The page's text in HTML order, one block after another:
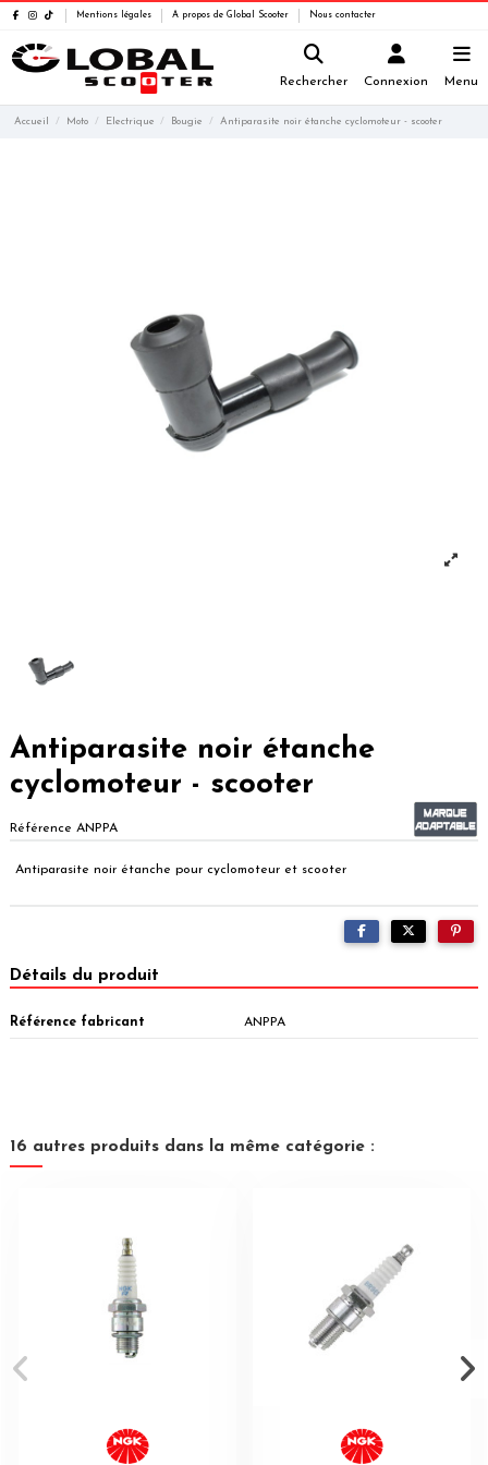
Mentions légales A propos de Global Scooter Nous contacter
Rechercher Connexion Menu
Accueil Moto Electrique Bougie Antiparasite noir étanche cyclomoteur - scooter
Antiparasite noir étanche
cyclomoteur - scooter
Référence ANPPA
Antiparasite noir étanche pour cyclomoteur et scooter
Détails du produit
Référence fabricant ANPPA
16 autres produits dans la même catégorie :